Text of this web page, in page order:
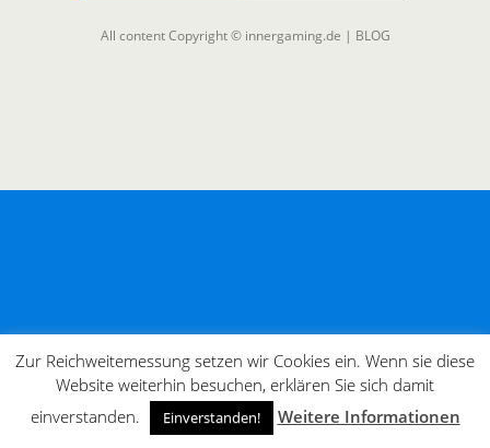
All content Copyright © innergaming.de | BLOG
Zur Reichweitemessung setzen wir Cookies ein. Wenn sie diese
Website weiterhin besuchen, erklären Sie sich damit
einverstanden.
Einverstanden! Weitere Informationen